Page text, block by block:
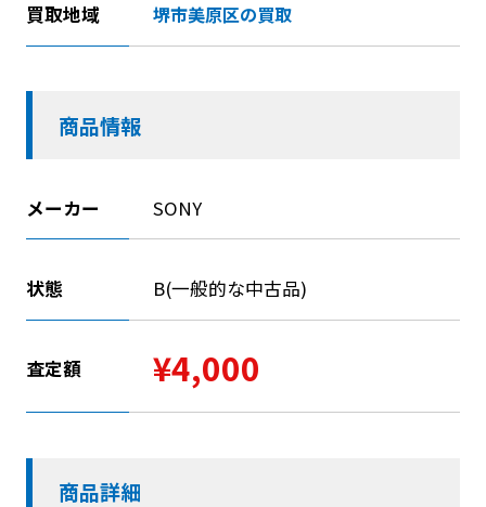
買取地域 堺市美原区の買取
商品情報
メーカー SONY
状態 B(一般的な中古品)
査定額 ¥4,000
商品詳細